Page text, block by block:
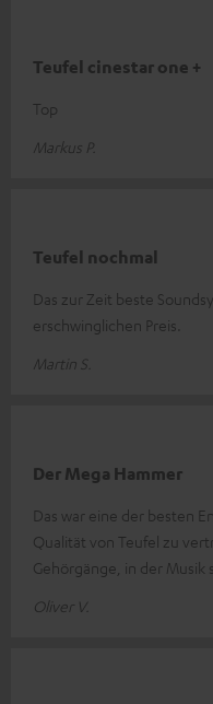
Teufel cinestar one +
Top
Markus P.
Teufel nochmal
Das zur Zeit beste
erschwinglichen Preis.
Martin S.
Der Mega Hammer
Das war eine der besten
Qualität von Teufel zu
Gehörgänge, in der Musik
Oliver V.